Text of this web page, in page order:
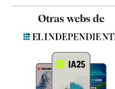
Contacto
Quiénes somos
Otras webs de